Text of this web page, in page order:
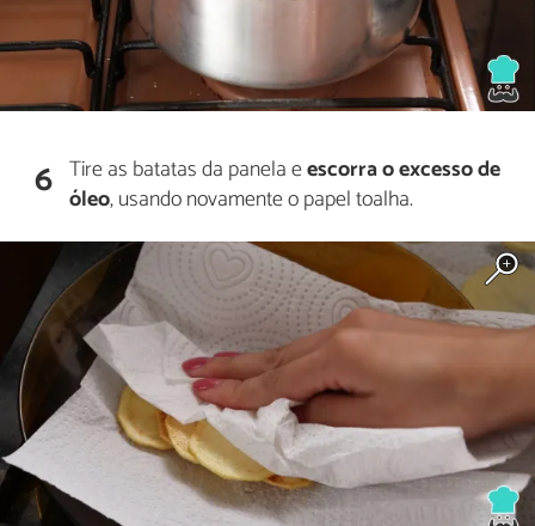
6 Tire as batatas da panela eescorra o excesso de
óleo, usando novamente o papel toalha.